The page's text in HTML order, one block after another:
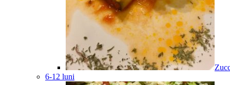
6-12 luni